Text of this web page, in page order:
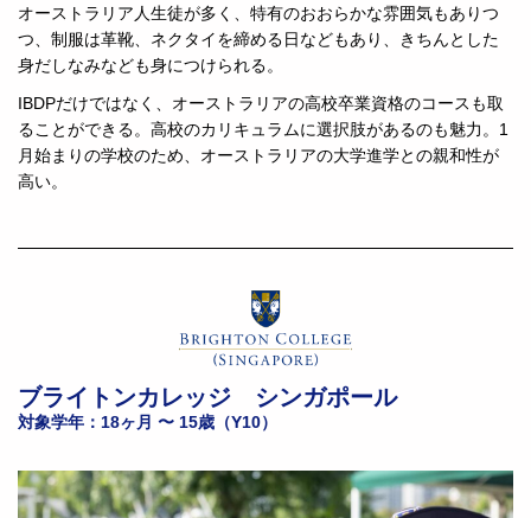
オーストラリア人生徒が多く、特有のおおらかな雰囲気もありつ
つ、制服は革靴、ネクタイを締める日などもあり、きちんとした
身だしなみなども身につけられる。
IBDPだけではなく、オーストラリアの高校卒業資格のコースも取
ることができる。高校のカリキュラムに選択肢があるのも魅力。1
月始まりの学校のため、オーストラリアの大学進学との親和性が
高い。
ブライトンカレッジ シンガポール
対象学年：18ヶ月 〜 15歳（Y10）